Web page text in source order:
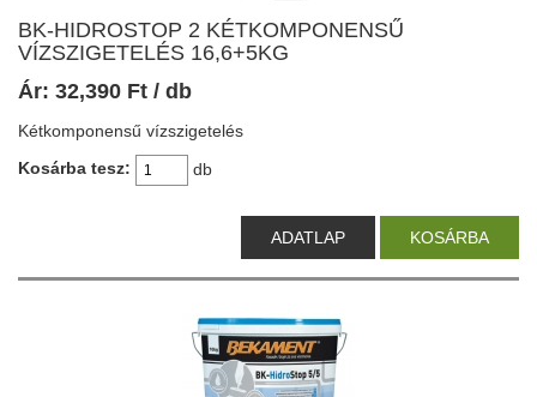
BK-HIDROSTOP 2 KÉTKOMPONENSŰ
VÍZSZIGETELÉS 16,6+5KG
Ár: 32,390 Ft / db
Kétkomponensű vízszigetelés
Kosárba tesz:
db
ADATLAP KOSÁRBA